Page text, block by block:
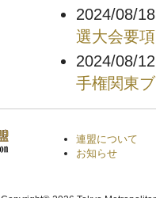
2024/08/
選大会要項
2024/08/
手権関東
連盟について
お知らせ